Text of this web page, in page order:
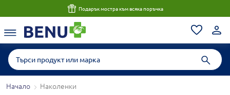
Подарък мостра към всяка поръчка
Начало Наколенки